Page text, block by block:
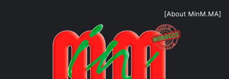
[About MinM.MA]